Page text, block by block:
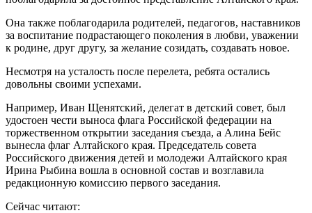
Она также поблагодарила родителей, педагогов, наставников
за воспитание подрастающего поколения в любви, уважении
к родине, друг другу, за желание созидать, создавать новое.
Несмотря на усталость после перелета, ребята остались
довольны своими успехами.
Например, Иван Щенятский, делегат в детский совет, был
удостоен чести выноса флага Российской федерации на
торжественном открытии заседания съезда, а Алина Бейс
вынесла флаг Алтайского края. Председатель совета
Российского движения детей и молодежи Алтайского края
Ирина Рыбина вошла в основной состав и возглавила
редакционную комиссию первого заседания.
Сейчас читают: